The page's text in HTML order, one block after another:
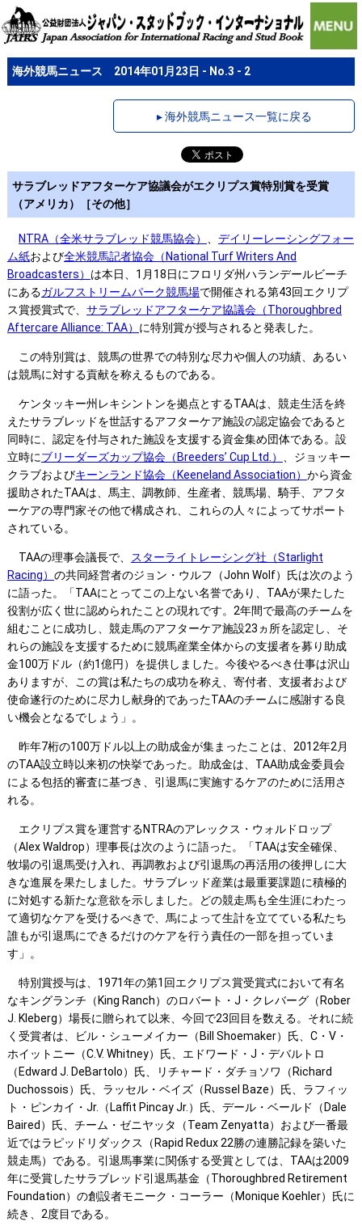
海外競馬ニュース 2014年01月23日 - No.3 - 2
▸ 海外競馬ニュース一覧に戻る
サラブレッドアフターケア協議会がエクリプス賞特別賞を受賞
（アメリカ）［その他］
NTRA（全米サラブレッド競馬協会） 、 デイリーレーシングフォー
ム紙および全米競馬記者協会（National Turf Writers And
Broadcasters） は本日、1月18日にフロリダ州ハランデールビーチ
にあるガルフストリームパーク競馬場で開催される第43回エクリプ
ス賞授賞式で、 サラブレッドアフターケア協議会（Thoroughbred
Aftercare Alliance: TAA） に特別賞が授与されると発表した。
この特別賞は、競馬の世界での特別な尽力や個人の功績、あるい
は競馬に対する貢献を称えるものである。
ケンタッキー州レキシントンを拠点とするTAAは、競走生活を終
えたサラブレッドを世話するアフターケア施設の認定協会であると
同時に、認定を付与された施設を支援する資金集め団体である。設
立時にブリーダーズカップ協会（Breeders’ Cup Ltd.） 、ジョッキー
クラブおよびキーンランド協会（Keeneland Association） から資金
援助されたTAAは、馬主、調教師、生産者、競馬場、騎手、アフタ
ーケアの専門家その他で構成され、これらの人々によってサポート
されている。
TAAの理事会議長で、 スターライトレーシング社（Starlight
Racing） の共同経営者のジョン・ウルフ（John Wolf）氏は次のよう
に語った。「TAAにとってこの上ない名誉であり、TAAが果たした
役割が広く世に認められたことの現れです。2年間で最高のチームを
組むことに成功し、競走馬のアフターケア施設23ヵ所を認定し、そ
れらの施設を支援するために競馬産業全体からの支援者を募り助成
金100万ドル（約1億円）を提供しました。今後やるべき仕事は沢山
ありますが、この賞は私たちの成功を称え、寄付者、支援者および
使命遂行のために尽力し献身的であったTAAのチームに感謝する良
い機会となるでしょう」。
昨年7桁の100万ドル以上の助成金が集まったことは、2012年2月
のTAA設立時以来初の快挙であった。助成金は、TAA助成金委員会
による包括的審査に基づき、引退馬に実施するケアのために活用さ
れる。
エクリプス賞を運営するNTRAのアレックス・ウォルドロップ
（Alex Waldrop）理事長は次のように語った。「TAAは安全確保、
牧場の引退馬受け入れ、再調教および引退馬の再活用の後押しに大
きな進展を果たしました。サラブレッド産業は最重要課題に積極的
に対処する新たな意欲を示しました。どの競走馬も全生涯にわたっ
て適切なケアを受けるべきで、馬によって生計を立てている私たち
誰もが引退馬にできるだけのケアを行う責任の一部を担っていま
す」。
特別賞授与は、1971年の第1回エクリプス賞受賞式において有名
なキングランチ（King Ranch）のロバート・J・クレバーグ（Rober
J. Kleberg）場長に贈られて以来、今回で23回目を数える。それに続
く受賞者は、ビル・シューメイカー（Bill Shoemaker）氏、C・V・
ホイットニー（C.V. Whitney）氏、エドワード・J・デバルトロ
（Edward J. DeBartolo）氏、リチャード・ダチョソワ（Richard
Duchossois）氏、ラッセル・ベイズ（Russel Baze）氏、ラフィッ
ト・ピンカイ・Jr.（Laffit Pincay Jr.）氏、デール・ベールド（Dale
Baired）氏、チーム・ゼニヤッタ（Team Zenyatta）および一番最
近ではラピッドリダックス（Rapid Redux 22勝の連勝記録を築いた
競走馬）である。引退馬事業に関係する受賞としては、TAAは2009
年に受賞したサラブレッド引退馬基金（Thoroughbred Retirement
Foundation）の創設者モニーク・コーラー（Monique Koehler）氏に
続き、2度目である。